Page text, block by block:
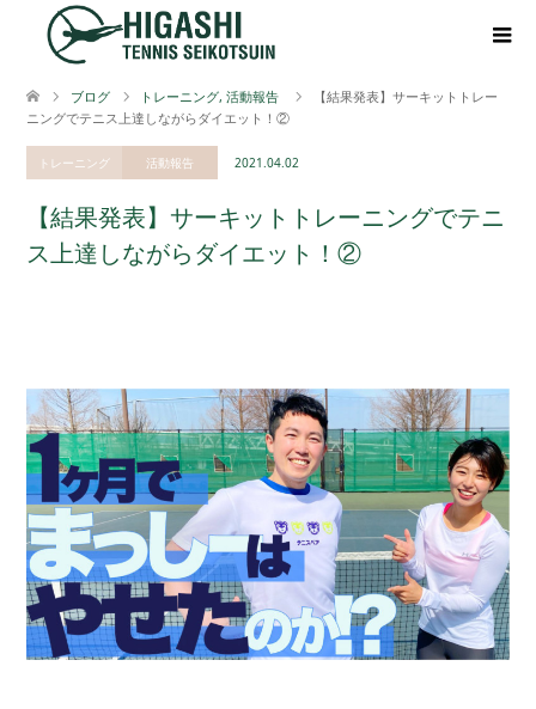
ブログ トレーニング, 活動報告
【結果発表】サーキットトレー
ニングでテニス上達しながらダイエット！②
トレーニング 活動報告 2021.04.02
【結果発表】サーキットトレーニングでテニ
ス上達しながらダイエット！②